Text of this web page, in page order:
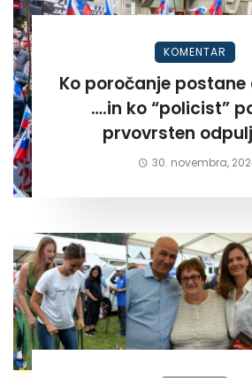
KOMENTAR
Ko poročanje postane
….in ko “policist” postane
prvovrsten
30. novembra,